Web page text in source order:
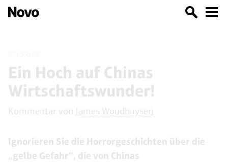
Ein Hoch auf Chinas
Wirtschaftswunder!
Kommentar von James Woudhuysen
Ignorieren Sie die Horrorgeschichten über die
„gelbe Gefahr“, die von Chinas